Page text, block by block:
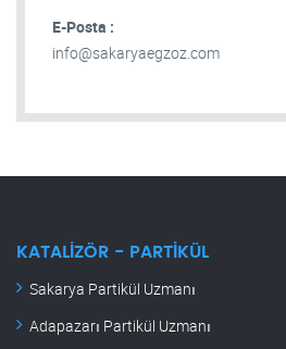
E-Posta :
info@sakaryaegzoz.com
KATALIZÖR - PARTIKÜL
Sakarya Partikül Uzmanı
Adapazarı Partikül Uzmanı